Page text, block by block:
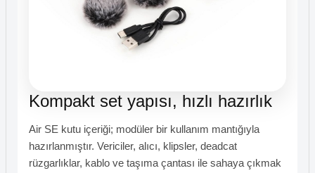
Kompakt set yapısı, hızlı hazırlık
Air SE kutu içeriği; modüler bir kullanım mantığıyla
hazırlanmıştır. Vericiler, alıcı, klipsler, deadcat
rüzgarlıklar, kablo ve taşıma çantası ile sahaya çıkmak